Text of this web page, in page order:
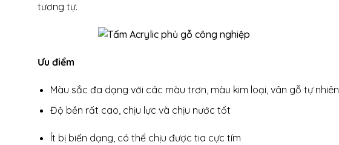
tương tự.
Ưu điểm
Màu sắc đa dạng với các màu trơn, màu kim loại, vân gỗ tự nhiên
Độ bền rất cao, chịu lực và chịu nước tốt
Ít bị biến dạng, có thể chịu được tia cực tím